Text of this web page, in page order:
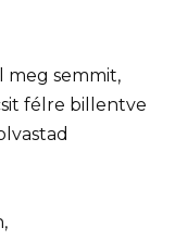
meg semmit,
félre billentve